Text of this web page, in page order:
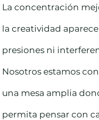
La concentración
la creatividad
presiones ni
Nosotros estamos
una mesa amplia
permita pensar con